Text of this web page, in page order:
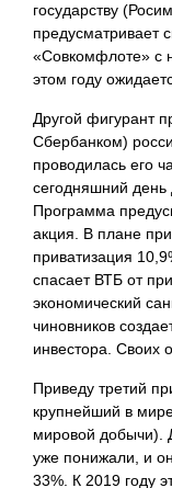
государству
предусматривает
«Совкомфлоте» с
этом году
Другой фигурант
Сбербанком)
проводилась его
сегодняшний день
Программа
акция. В плане
приватизация
спасает ВТБ от
экономический
чиновников
инвестора. Своих
Приведу третий
крупнейший в
мировой добычи).
уже понижали, и
33%. К 2019 году